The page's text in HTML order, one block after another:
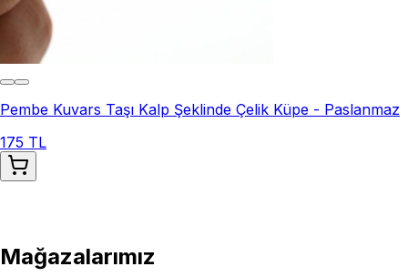
Pembe Kuvars Taşı Kalp Şeklinde Çelik Küpe - Paslanmaz
175 TL
Mağazalarımız